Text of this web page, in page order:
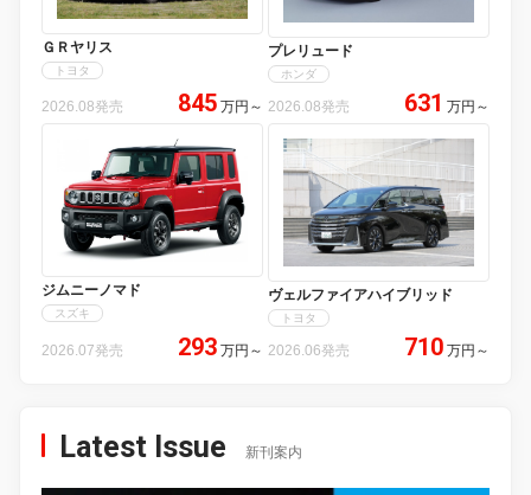
ＧＲヤリス
トヨタ
2026.08発売 845 万円 ～
プレリュード
ホンダ
2026.08発売 631 万円 ～
ジムニーノマド
スズキ
2026.07発売 293 万円 ～
ヴェルファイアハイブリッド
トヨタ
2026.06発売 710 万円 ～
Latest Issue 新刊案内